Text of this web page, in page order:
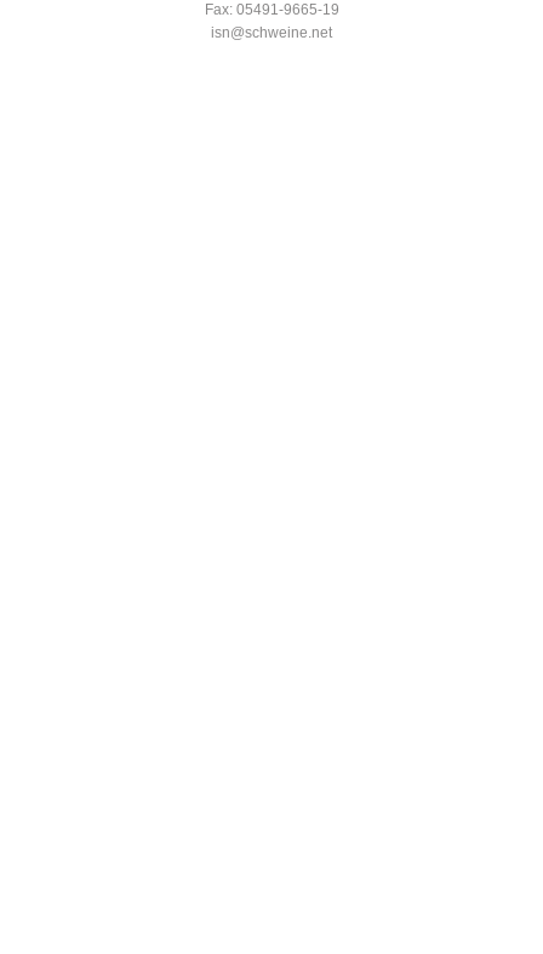
Fax: 05491-9665-19
isn@schweine.net